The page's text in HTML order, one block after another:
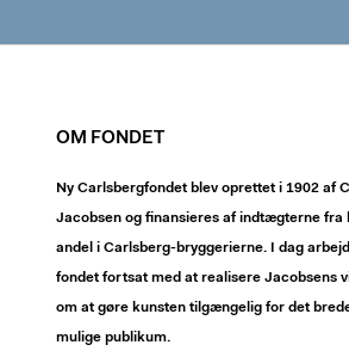
OM FONDET
Ny Carlsbergfondet blev oprettet i 1902 af
Jacobsen og finansieres af indtægterne fra
andel i Carlsberg-bryggerierne. I dag
fondet fortsat med at realisere Jacobsens
om at gøre kunsten tilgængelig for det
mulige publikum.